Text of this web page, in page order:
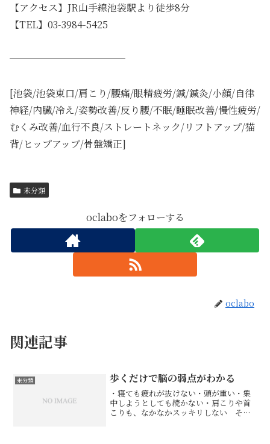
【アクセス】JR山手線池袋駅より徒歩8分
【TEL】03-3984-5425
────────────
[池袋/池袋東口/肩こり/腰痛/眼精疲労/鍼/鍼灸/小顔/自律
神経/内臓/冷え/姿勢改善/反り腰/不眠/睡眠改善/慢性疲労/
むくみ改善/血行不良/ストレートネック/リフトアップ/猫
背/ヒップアップ/骨盤矯正]
未分類
oclaboをフォローする
oclabo
関連記事
未分類 歩くだけで脳の弱点がわかる
・寝ても疲れが抜けない・頭が重い・集
中しようとしても続かない・肩こりや首
こりも、なかなかスッキリしない そん